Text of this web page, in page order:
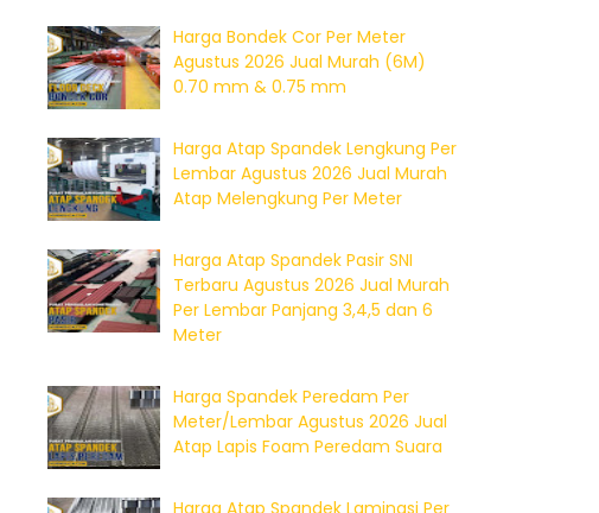
Harga Bondek Cor Per Meter
Agustus 2026 Jual Murah (6M)
0.70 mm & 0.75 mm
Harga Atap Spandek Lengkung Per
Lembar Agustus 2026 Jual Murah
Atap Melengkung Per Meter
Harga Atap Spandek Pasir SNI
Terbaru Agustus 2026 Jual Murah
Per Lembar Panjang 3,4,5 dan 6
Meter
Harga Spandek Peredam Per
Meter/Lembar Agustus 2026 Jual
Atap Lapis Foam Peredam Suara
Harga Atap Spandek Laminasi Per